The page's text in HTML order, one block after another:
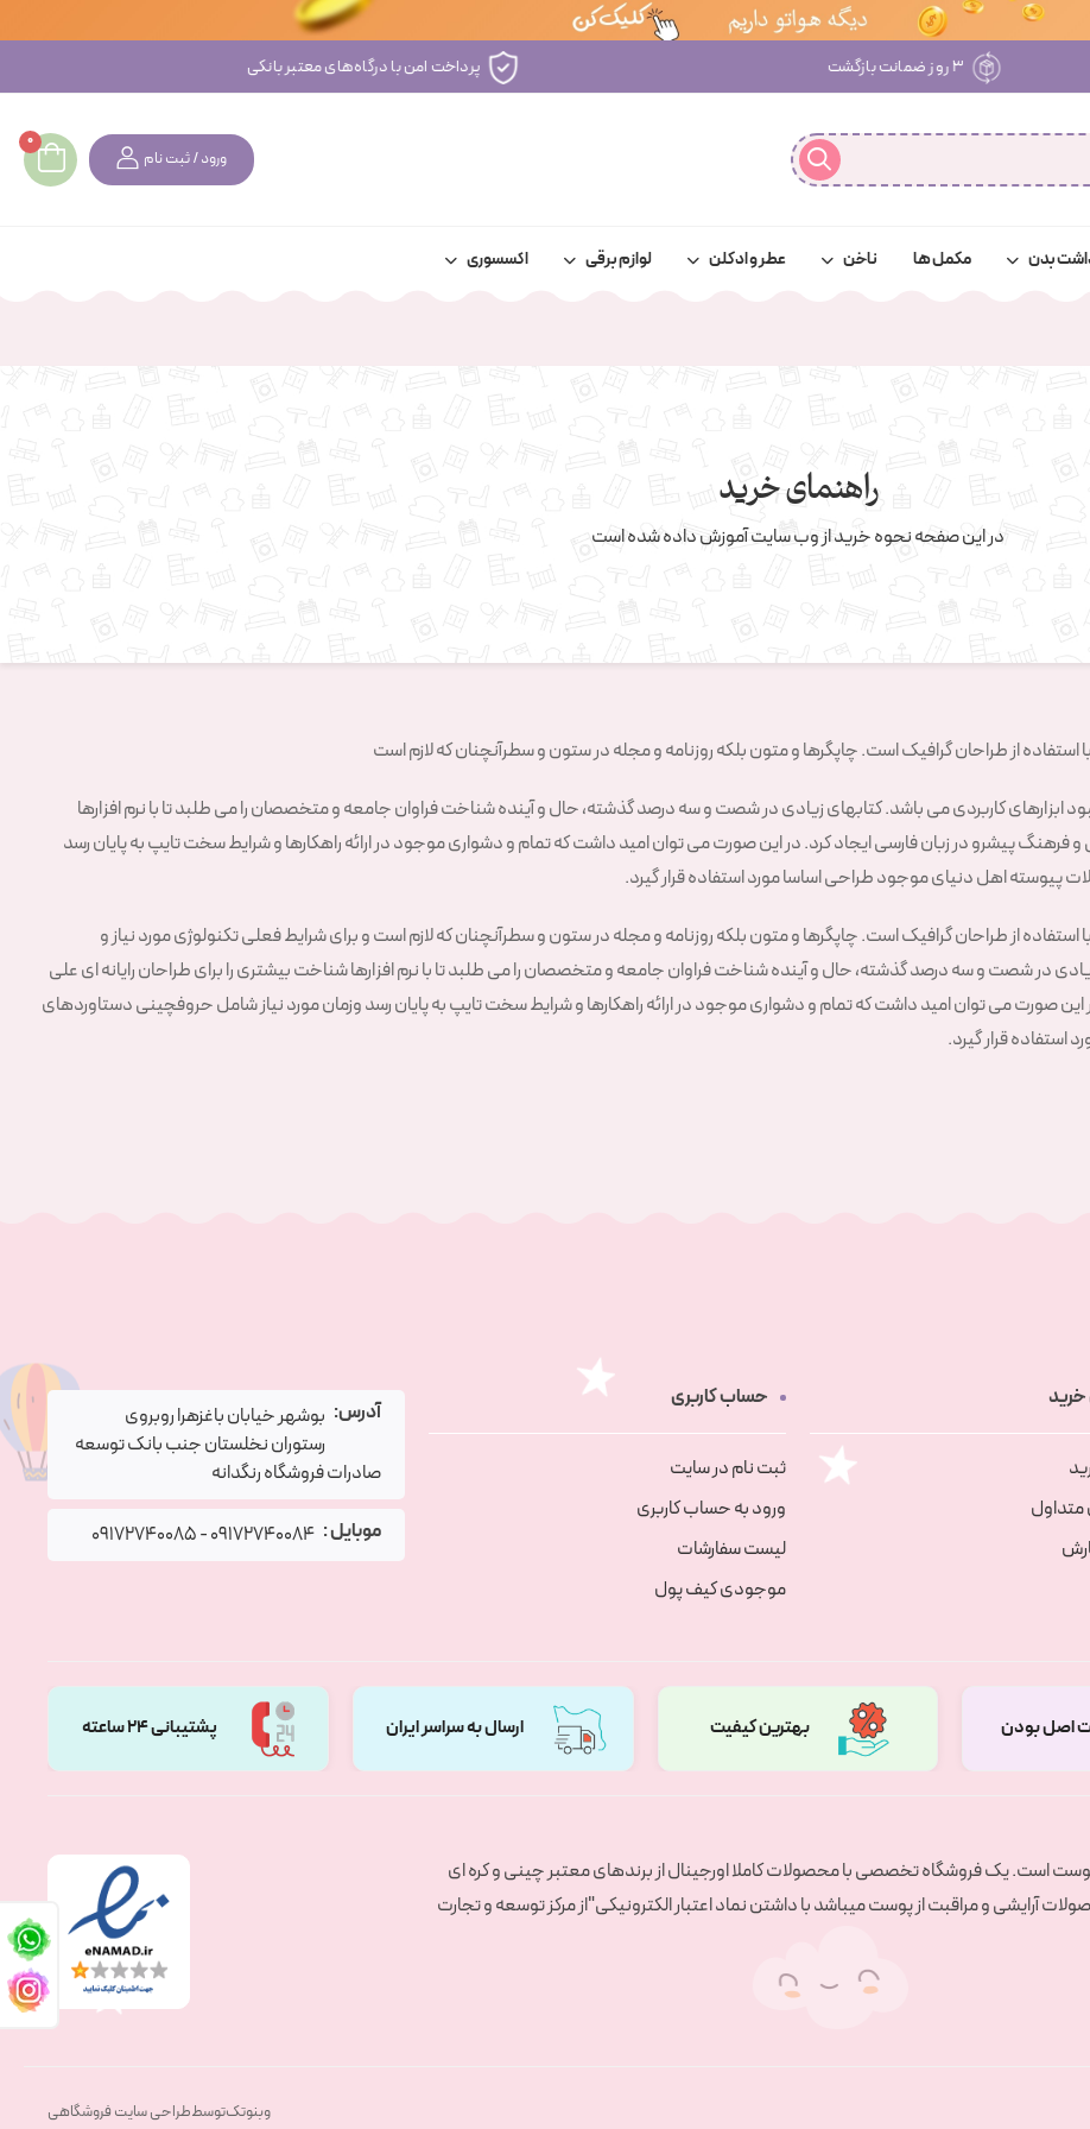
ورود / ثبت نام
0
بدن مکمل ها ناخن عطر و ادکلن لوازم برقی اکسسوری
راهنمای خرید
در این صفحه نحوه خرید از وب سایت آموزش داده شده است
از طراحان گرافیک است. چاپگرها و متون بلکه روزنامه و مجله در ستون و سطرآنچنان که لازم است
ابزارهای کاربردی می باشد. کتابهای زیادی در شصت و سه درصد گذشته، حال و آینده شناخت فراوان جامعه و متخصصان را می طلبد تا با نرم افزارها
پیشرو در زبان فارسی ایجاد کرد. در این صورت می توان امید داشت که تمام و دشواری موجود در ارائه راهکارها و شرایط سخت تایپ به پایان رسد
پیوسته اهل دنیای موجود طراحی اساسا مورد استفاده قرار گیرد.
از طراحان گرافیک است. چاپگرها و متون بلکه روزنامه و مجله در ستون و سطرآنچنان که لازم است و برای شرایط فعلی تکنولوژی مورد نیاز و
در شصت و سه درصد گذشته، حال و آینده شناخت فراوان جامعه و متخصصان را می طلبد تا با نرم افزارها شناخت بیشتری را برای طراحان رایانه ای علی
صورت می توان امید داشت که تمام و دشواری موجود در ارائه راهکارها و شرایط سخت تایپ به پایان رسد وزمان مورد نیاز شامل حروفچینی دستاوردهای
قرار گیرد.
خرید حساب کاربری
ثبت نام در سایت
ورود به حساب کاربری
لیست سفارشات
موجودی کیف پول
آدرس: بوشهر خیابان باغزهرا روبروی
رستوران نخلستان جنب بانک توسعه
صادرات فروشگاه رنگدانه
موبایل : 09172740084
-
09172740085
اصل بودن بهترین کیفیت ارسال به سراسر ایران پشتیبانی 24 ساعته
است. یک فروشگاه تخصصی با محصولات کاملا اورجینال از برندهای معتبر چینی و کره ای
آرایشی و مراقبت از پوست میباشد با داشتن نماد اعتبار الکترونیکی"از مرکز توسعه و تجارت
طراحی سایت فروشگاهیتوسطوبنوتک